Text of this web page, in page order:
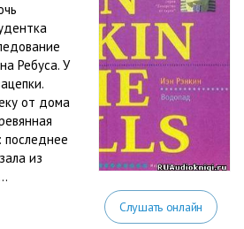
Ребуса. У
от дома
последнее
из
Слушать онлайн